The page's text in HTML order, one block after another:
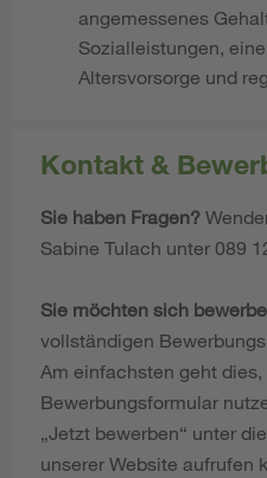
angemessenes
Sozialleistungen,
Altersvorsorge und
Kontakt &
Sie haben Fragen?
Sabine Tulach unter 089
Sie möchten sich
vollständigen
Am einfachsten geht
Bewerbungsformular
„Jetzt bewerben“ unter
unserer Website aufrufen